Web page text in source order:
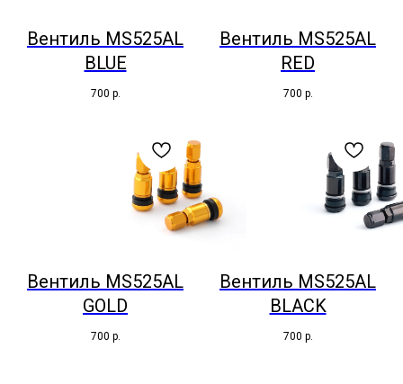
Вентиль MS525AL
BLUE
700 р.
Вентиль MS525AL
RED
700 р.
Вентиль MS525AL
GOLD
700 р.
Вентиль MS525AL
BLACK
700 р.